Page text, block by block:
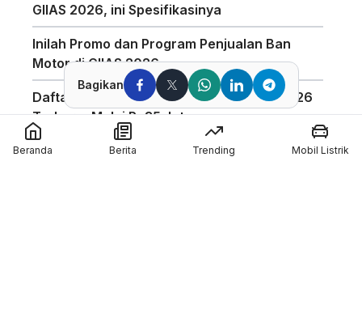
GIIAS 2026, ini Spesifikasinya
Inilah Promo dan Program Penjualan Ban
Motor di GIIAS 2026
Daftar Harga Honda PCX 160 Agustus 2026
Terbaru, Mulai Rp35 Jutaan
Penggunaan Boost Charge ALVA Naik Tajam,
Bagikan
Beranda Berita Trending Mobil Listrik